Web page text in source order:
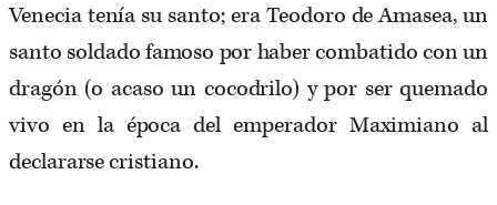
Venecia tenía su santo; era Teodoro de Amasea, un
santo soldado famoso por haber combatido con un
dragón (o acaso un cocodrilo) y por ser quemado
vivo en la época del emperador Maximiano al
declararse cristiano.